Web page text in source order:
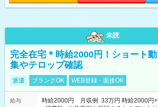
未読
完全在宅＊時給2000円！ショート
集やテロップ確認
派遣 ブランクOK WEB登録・面接OK
給与
時給2000円 月収例 33万円 時給2000円×